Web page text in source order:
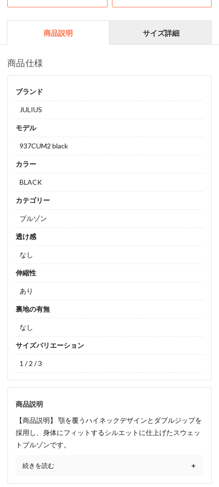
商品説明 サイズ詳細
商品仕様
ブランド
JULIUS
モデル
937CUM2 black
カラー
BLACK
カテゴリー
ブルゾン
透け感
なし
伸縮性
あり
裏地の有無
なし
サイズバリエーション
1 / 2 / 3
商品説明
【商品説明】 顎を覆うハイネックデザインとダブルジップを
採用し、身体にフィットするシルエットに仕上げたスウェッ
トブルゾンです。
続きを読む